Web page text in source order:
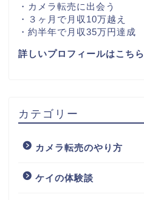
・カメラ転売に出会う
・３ヶ月で月収10万越え
・約半年で月収35万円達成
詳しいプロフィールはこちら
カテゴリー
カメラ転売のやり方
ケイの体験談